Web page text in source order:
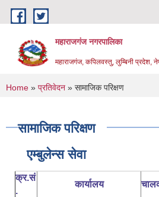
Skip to main content
महाराजगंज नगरपालिका
महाराजगंज, कपिलवस्तु, लुम्बिनी प्रदेश,
You are here
Home » प्रतिवेदन » सामाजिक परिक्षण
सामाजिक परिक्षण
एम्बुलेन्स सेवा
क्र.सं
.
कार्यालय